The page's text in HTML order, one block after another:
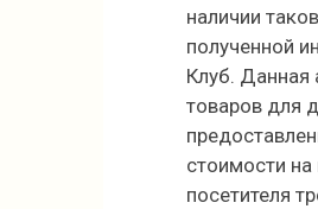
наличии
полученной
Клуб. Данная
товаров для
стоимости
посетителя